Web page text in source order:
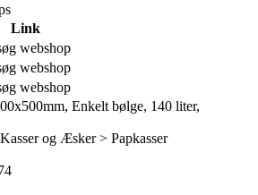
Link
webshop
webshop
webshop
Enkelt bølge, 140 liter,
og Æsker > Papkasser